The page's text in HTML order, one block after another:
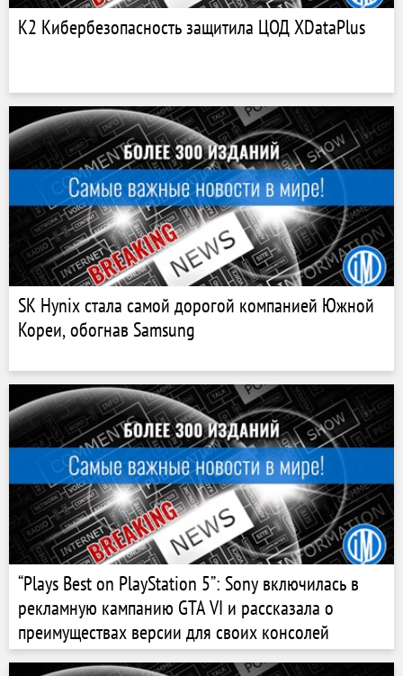
К2 Кибербезопасность защитила ЦОД XDataPlus
SK Hynix стала самой дорогой компанией Южной
Кореи, обогнав Samsung
“Plays Best on PlayStation 5”: Sony включилась в
рекламную кампанию GTA VI и рассказала о
преимуществах версии для своих консолей